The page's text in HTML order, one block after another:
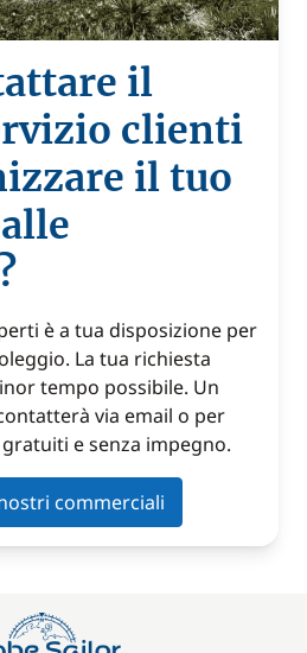
il
clienti
il tuo
è a tua disposizione per
La tua richiesta
tempo possibile. Un
via email o per
e senza impegno.
commerciali